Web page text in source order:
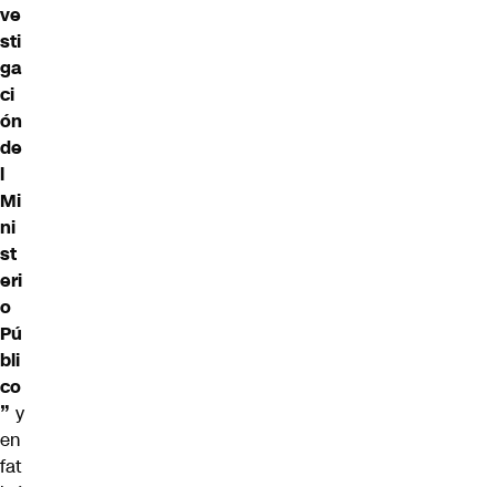
ve
sti
ga
ci
ón
de
l
Mi
ni
st
eri
o
Pú
bli
co
” y
en
fat